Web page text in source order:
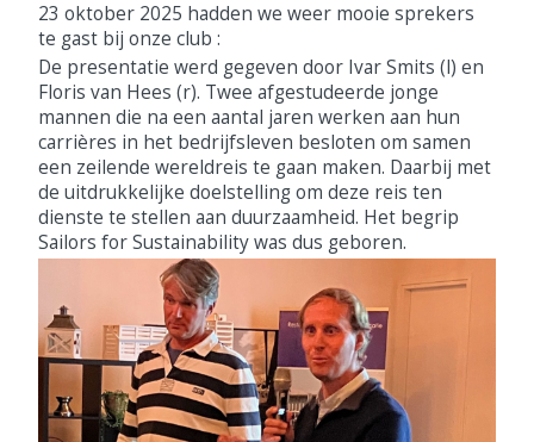
23 oktober 2025 hadden we weer mooie sprekers
te gast bij onze club :
De presentatie werd gegeven door Ivar Smits (l) en
Floris van Hees (r). Twee afgestudeerde jonge
mannen die na een aantal jaren werken aan hun
carrières in het bedrijfsleven besloten om samen
een zeilende wereldreis te gaan maken. Daarbij met
de uitdrukkelijke doelstelling om deze reis ten
dienste te stellen aan duurzaamheid. Het begrip
Sailors for Sustainability was dus geboren.